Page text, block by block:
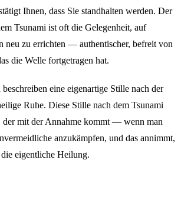
Ihnen, dass Sie standhalten werden. Der
Tsunami ist oft die Gelegenheit, auf
neu zu errichten — authentischer, befreit von
die Welle fortgetragen hat.
eine eigenartige Stille nach der
Ruhe. Diese Stille nach dem Tsunami
der mit der Annahme kommt — wenn man
anzukämpfen, und das annimmt,
eigentliche Heilung.